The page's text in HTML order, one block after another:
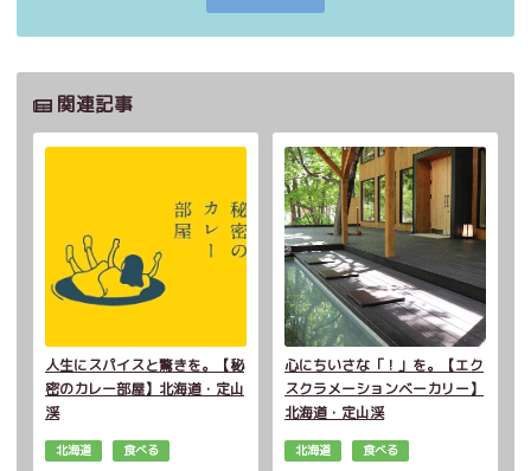
関連記事
人生にスパイスと驚きを。【秘
密のカレー部屋】北海道・定山
渓
北海道 食べる
心にちいさな「！」を。【エク
スクラメーションベーカリー】
北海道・定山渓
北海道 食べる